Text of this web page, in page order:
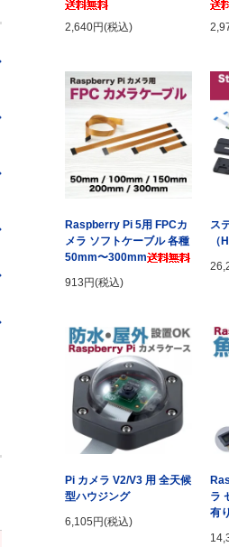
2,640円(税込)
Raspberry Pi 5用 FPCカ
メラ ソフトケーブル 各種
50mm〜300mm
913円(税込)
ス
（
Pi カメラ V2/V3 用 全天候
型ハウジング
6,105円(税込)
ラ
有り